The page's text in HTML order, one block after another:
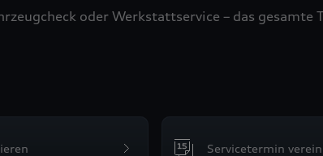
oder Werkstattservice – das
Servicetermin